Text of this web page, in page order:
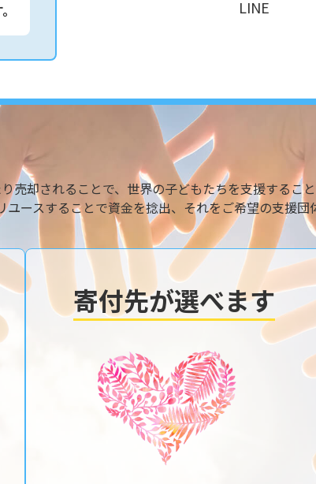
LINE
却されることで、世界の子どもたちを支援すること
ースすることで資金を捻出、それをご希望の支援団
寄付先が選べます